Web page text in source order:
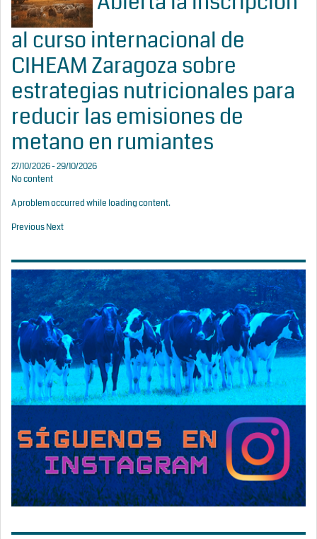
al curso internacional de
CIHEAM Zaragoza sobre
estrategias nutricionales para
reducir las emisiones de
metano en rumiantes
27/10/2026 - 29/10/2026
No content
A problem occurred while loading content.
PreviousNext